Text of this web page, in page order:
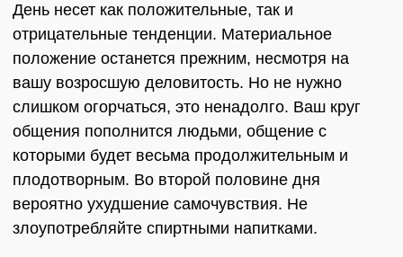
День несет как положительные, так и
отрицательные тенденции. Материальное
положение останется прежним, несмотря на
вашу возросшую деловитость. Но не нужно
слишком огорчаться, это ненадолго. Ваш круг
общения пополнится людьми, общение с
которыми будет весьма продолжительным и
плодотворным. Во второй половине дня
вероятно ухудшение самочувствия. Не
злоупотребляйте спиртными напитками.